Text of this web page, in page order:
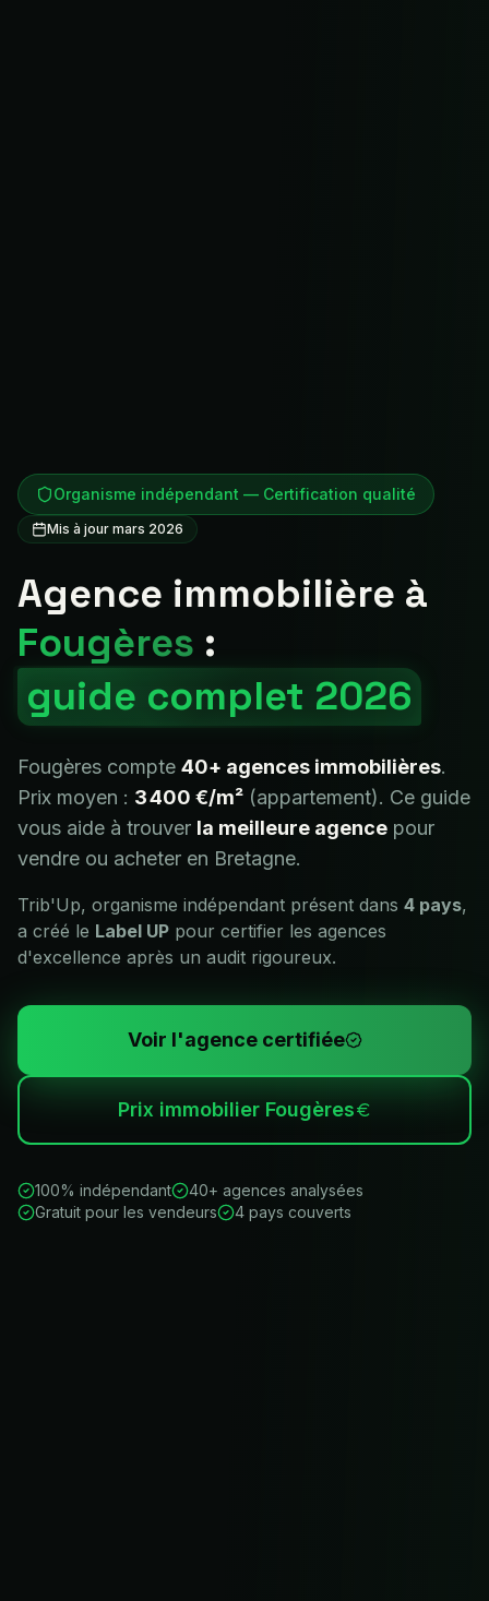
Organisme indépendant — Certification qualité
Mis à jour mars 2026
Agence immobilière à
Fougères :
guide complet 2026
Fougères compte 40+ agences immobilières.
Prix moyen : 3 400 €/m² (appartement). Ce guide
vous aide à trouver la meilleure agence pour
vendre ou acheter en Bretagne.
Trib'Up, organisme indépendant présent dans 4 pays,
a créé le Label UP pour certifier les agences
d'excellence après un audit rigoureux.
Voir l'agence certifiée
Prix immobilier Fougères
100% indépendant
40+ agences analysées
Gratuit pour les vendeurs
4 pays couverts